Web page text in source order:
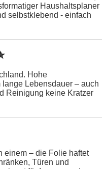
Haushaltsplaner
selbstklebend - einfach
Hohe
Lebensdauer – auch
Reinigung keine Kratzer
einem – die Folie haftet
Türen und